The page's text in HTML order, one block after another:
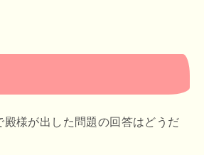
殿様が出した問題の回答はどうだ